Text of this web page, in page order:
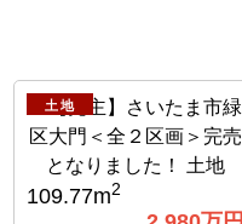
土地
109.77m2